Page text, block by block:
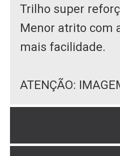
Trilho super
Menor atrito com
mais facilidade.
ATENÇÃO: